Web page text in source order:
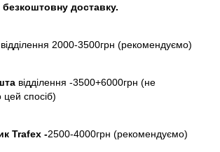
безкоштовну доставку.
відділення 2000-3500грн (рекомендуємо)
відділення -3500+6000грн (не
спосіб)
Trafex -2500-4000грн (рекомендуємо)